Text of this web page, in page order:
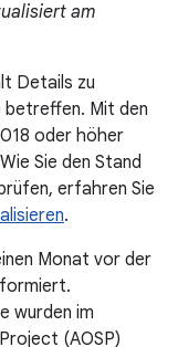
am
Details zu
betreffen. Mit den
oder höher
Sie den Stand
erfahren Sie
.
Monat vor der
wurden im
(AOSP)